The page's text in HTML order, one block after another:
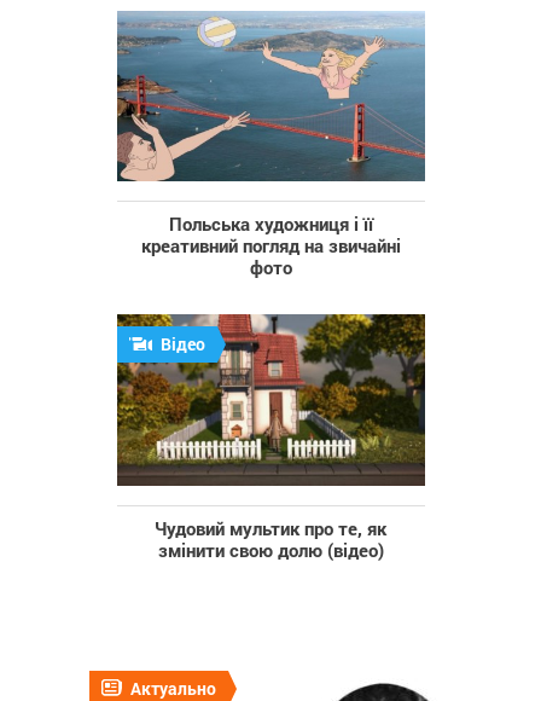
Польська художниця і її
креативний погляд на звичайні
фото
Відео
Чудовий мультик про те, як
змінити свою долю (відео)
Актуально